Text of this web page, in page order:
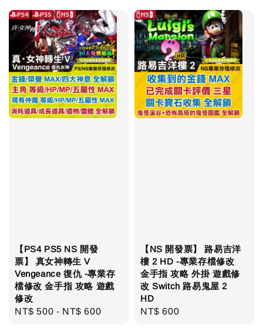
【PS4 PS5 NS 開發
票】 真女神轉生 V
Vengeance 復仇 -專業存
檔修改 金手指 攻略 遊戲
修改
Regular
NT$ 500 - NT$ 600
【NS 開發票】 路易吉洋
樓 2 HD -專業存檔修改
金手指 攻略 外掛 遊戲修
改 Switch 路易鬼屋 2
HD
Regular
NT$ 600